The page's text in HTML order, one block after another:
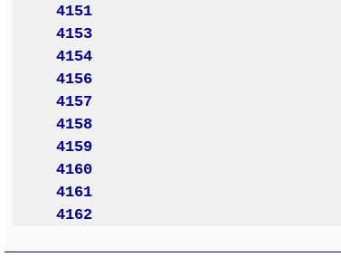
4151
4153
4154
4156
4157
4158
4159
4160
4161
4162